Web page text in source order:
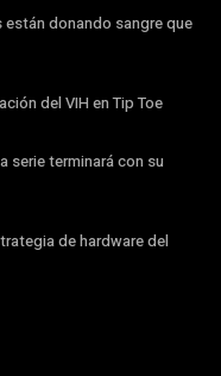
donando sangre que
del VIH en Tip Toe
serie terminará con su
de hardware del